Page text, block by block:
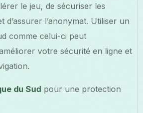
le jeu, de sécuriser les
d’assurer l’anonymat. Utiliser un
comme celui-ci peut
votre sécurité en ligne et
du Sud pour une protection